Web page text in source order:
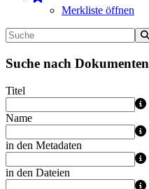
Merkliste öffnen
Suche nach Dokumenten
Titel
Name
in den Metadaten
in den Dateien